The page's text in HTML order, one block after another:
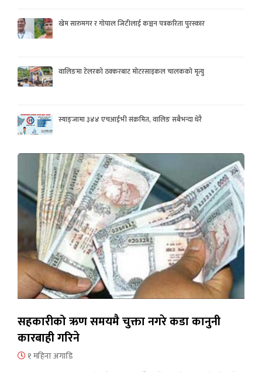
खेम सारुमगर र गोपाल जिटीलाई कञ्चन पत्रकरिता पुरस्कार
वालिङमा टेलरको ठक्करबाट मोटरसाइकल चालकको मृत्यु
स्याङ्जामा ३४४ एचआईभी संक्रमित, वालिङ सबैभन्दा धेरै
सहकारीको ऋण समयमै चुक्ता नगरे कडा कानुनी
कारबाही गरिने
१ महिना अगाडि